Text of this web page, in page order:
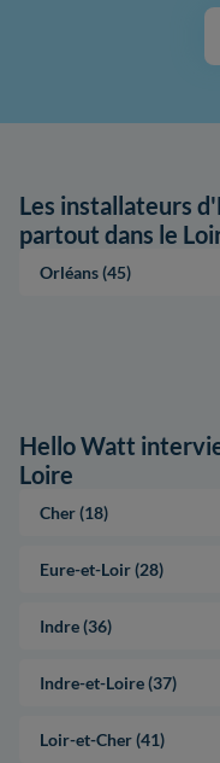
Les installateurs
partout dans le
Orléans (45)
Hello Watt
Loire
Cher (18)
Eure-et-Loir (28)
Indre (36)
Indre-et-Loire (37)
Loir-et-Cher (41)